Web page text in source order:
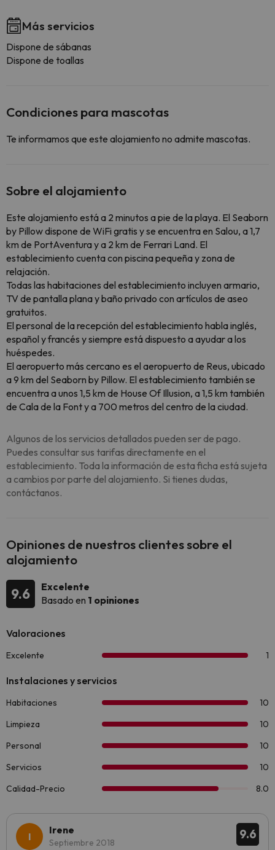
Más servicios
Dispone de sábanas
Dispone de toallas
Condiciones para mascotas
Te informamos que este alojamiento no admite mascotas.
Sobre el alojamiento
Este alojamiento está a 2 minutos a pie de la playa. El Seaborn
by Pillow dispone de WiFi gratis y se encuentra en Salou, a 1,7
km de PortAventura y a 2 km de Ferrari Land. El
establecimiento cuenta con piscina pequeña y zona de
relajación.
Todas las habitaciones del establecimiento incluyen armario,
TV de pantalla plana y baño privado con artículos de aseo
gratuitos.
El personal de la recepción del establecimiento habla inglés,
español y francés y siempre está dispuesto a ayudar a los
huéspedes.
El aeropuerto más cercano es el aeropuerto de Reus, ubicado
a 9 km del Seaborn by Pillow. El establecimiento también se
encuentra a unos 1,5 km de House Of Illusion, a 1,5 km también
de Cala de la Font y a 700 metros del centro de la ciudad.
Algunos de los servicios detallados pueden ser de pago.
Puedes consultar sus tarifas directamente en el
establecimiento. Toda la información de esta ficha está sujeta
a cambios por parte del alojamiento. Si tienes dudas,
contáctanos.
Opiniones de nuestros clientes sobre el
alojamiento
9.6
Excelente
Basado en 1 opiniones
9.6
Irene
Septiembre 2018